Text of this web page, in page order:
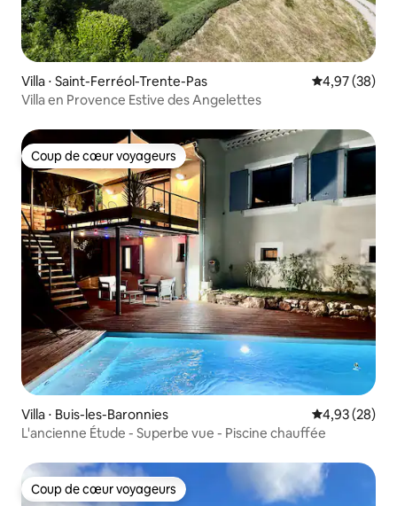
Villa ⋅ Saint-Ferréol-Trente-Pas Évaluation
4,97 (38)
Villa en Provence Estive des Angelettes
Coup de cœur voyageurs
Coup de cœur voyageurs
Villa ⋅ Buis-les-Baronnies Évaluation
4,93 (28)
L'ancienne Étude - Superbe vue - Piscine chauffée
Coup de cœur voyageurs
Coup de cœur voyageurs